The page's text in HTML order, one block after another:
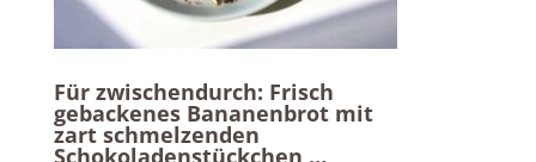
Für zwischendurch: Frisch
gebackenes Bananenbrot mit
zart schmelzenden